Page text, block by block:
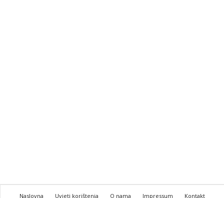
Naslovna Uvjeti korištenja O nama Impressum Kontakt